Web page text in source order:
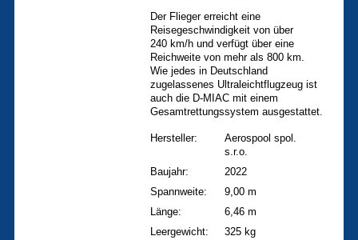
Der Flieger erreicht eine
Reisegeschwindigkeit von über
240 km/h und verfügt über eine
Reichweite von mehr als 800 km.
Wie jedes in Deutschland
zugelassenes Ultraleichtflugzeug ist
auch die D-MIAC mit einem
Gesamtrettungssystem ausgestattet.
Hersteller:
Aerospool spol.
s.r.o.
Baujahr:
2022
Spannweite:
9,00 m
Länge:
6,46 m
Leergewicht:
325 kg